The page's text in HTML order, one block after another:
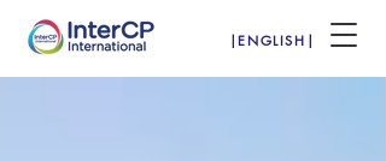
|ENGLISH|